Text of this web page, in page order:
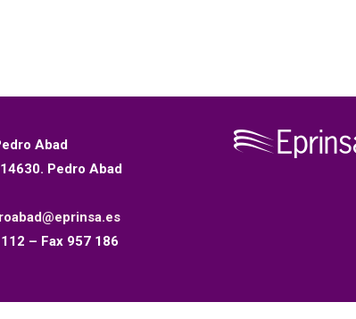
Abad
Pedro Abad
– Fax 957 186